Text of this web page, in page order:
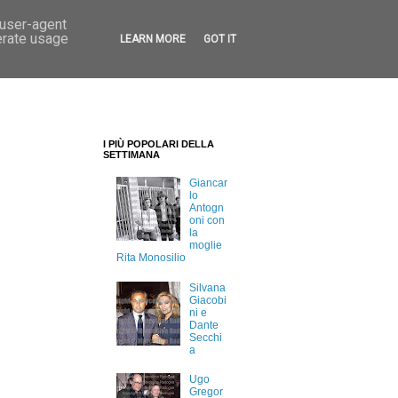
I PIÙ POPOLARI DELLA
SETTIMANA
Giancar
lo
Antogn
oni con
la
moglie
Rita Monosilio
Silvana
Giacobi
ni e
Dante
Secchi
a
Ugo
Gregor
agent
usage
LEARN MORE GOT IT